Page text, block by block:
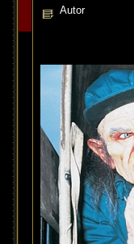
Autor